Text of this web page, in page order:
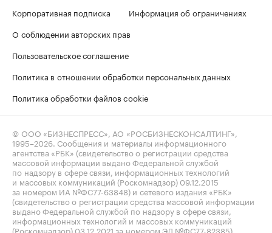
Корпоративная подписка
Информация об ограничениях
О соблюдении авторских прав
Пользовательское соглашение
Политика в отношении обработки персональных данных
Политика обработки файлов cookie
© ООО «БИЗНЕСПРЕСС», АО «РОСБИЗНЕСКОНСАЛТИНГ»,
1995–2026 . Сообщения и материалы информационного
агентства «РБК» (свидетельство о регистрации средства
массовой информации выдано Федеральной службой
по надзору в сфере связи, информационных технологий
и массовых коммуникаций (Роскомнадзор) 09.12.2015
за номером ИА №ФС77-63848) и сетевого издания «РБК»
(свидетельство о регистрации средства массовой информации
выдано Федеральной службой по надзору в сфере связи,
информационных технологий и массовых коммуникаций
(Роскомнадзор) 03.12.2021 за номером ЭЛ №ФС77-82385)